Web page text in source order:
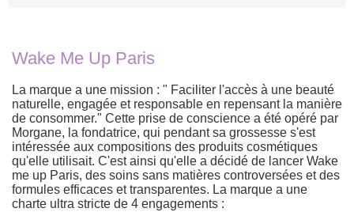
Wake Me Up Paris
La marque a une mission : " Faciliter l'accès à une beauté
naturelle, engagée et responsable en repensant la manière
de consommer." Cette prise de conscience a été opéré par
Morgane, la fondatrice, qui pendant sa grossesse s'est
intéressée aux compositions des produits cosmétiques
qu'elle utilisait. C'est ainsi qu'elle a décidé de lancer Wake
me up Paris, des soins sans matières controversées et des
formules efficaces et transparentes. La marque a une
charte ultra stricte de 4 engagements :